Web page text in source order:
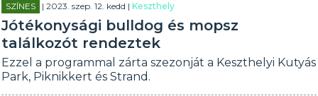
SZÍNES | 2023. szep. 12. kedd |Keszthely
Jótékonysági bulldog és mopsz
találkozót rendeztek
Ezzel a programmal zárta szezonját a Keszthelyi Kutyás
Park, Piknikkert és Strand.